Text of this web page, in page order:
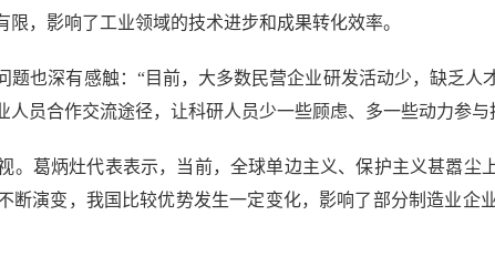
，影响了工业领域的技术进步和成果转化效率。
深有感触：“目前，大多数民营企业研发活动少，缺乏人
人员合作交流途径，让科研人员少一些顾虑、多一些动力参
葛炳灶代表表示，当前，全球单边主义、保护主义甚嚣尘
断演变，我国比较优势发生一定变化，影响了部分制造业企